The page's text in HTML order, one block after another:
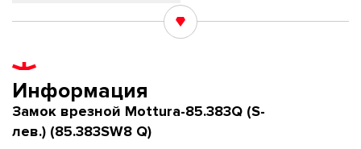
Информация
Замок врезной Mottura-85.383Q (S-
лев.) (85.383SW8 Q)